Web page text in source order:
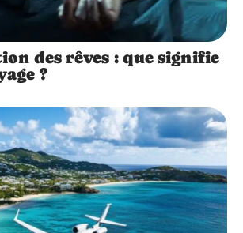
des rêves : que signifie
?